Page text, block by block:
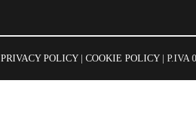
PRIVACY POLICY| COOKIE POLICY| P.IVA